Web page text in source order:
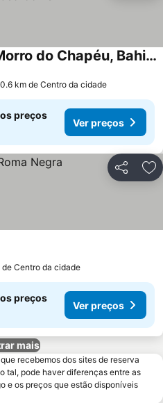
Stay in the center of Morro do Chapéu, Bahia – House with 3 bedrooms
km de Centro da cidade
preços
Ver preços
Partilhar
Centro da cidade
preços
Ver preços
mais
recebemos dos sites de reserva
tal, pode haver diferenças entre as
e os preços que estão disponíveis